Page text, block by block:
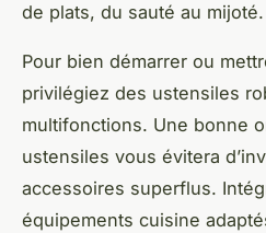
de plats, du sauté au mijoté.
Pour bien démarrer ou
privilégiez des ustensiles
multifonctions. Une bonne
ustensiles vous évitera
accessoires superflus.
équipements cuisine